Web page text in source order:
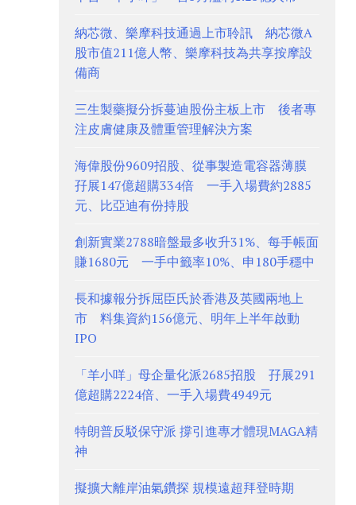
納芯微、樂摩科技通過上市聆訊 納芯微A
股市值211億人幣、樂摩科技為共享按摩設
備商
三生製藥擬分拆蔓迪股份主板上市 後者專
注皮膚健康及體重管理解決方案
海偉股份9609招股、從事製造電容器薄膜
孖展147億超購334倍 一手入場費約2885
元、比亞迪有份持股
創新實業2788暗盤最多收升31%、每手帳面
賺1680元 一手中籤率10%、申180手穩中
長和據報分拆屈臣氏於香港及英國兩地上
市 料集資約156億元、明年上半年啟動
IPO
「羊小咩」母企量化派2685招股 孖展291
億超購2224倍、一手入場費4949元
特朗普反駁保守派 撐引進專才體現MAGA精
神
擬擴大離岸油氣鑽探 規模遠超拜登時期